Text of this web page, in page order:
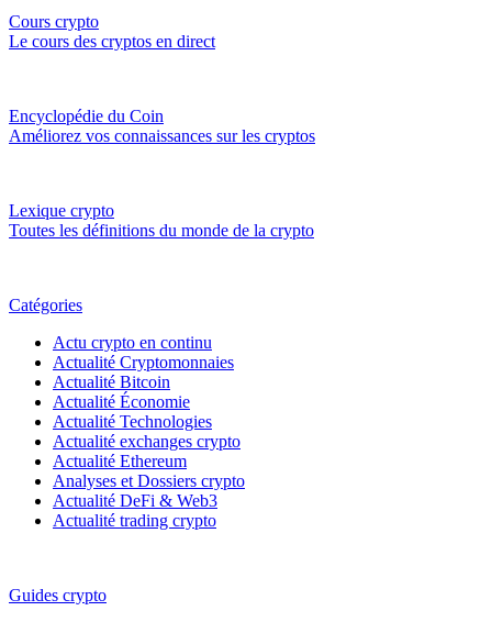
Cours crypto
Le cours des cryptos en direct
Encyclopédie du Coin
Améliorez vos connaissances sur les cryptos
Lexique crypto
Toutes les définitions du monde de la crypto
Catégories
Actu crypto en continu
Actualité Cryptomonnaies
Actualité Bitcoin
Actualité Économie
Actualité Technologies
Actualité exchanges crypto
Actualité Ethereum
Analyses et Dossiers crypto
Actualité DeFi & Web3
Actualité trading crypto
Guides crypto